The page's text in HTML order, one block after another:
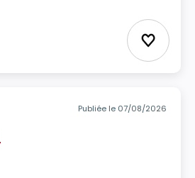
Ajouter
Publiée le 07/08/2026